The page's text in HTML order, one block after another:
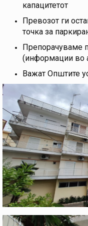
капацитетот
Превозот ги
точка за
Препорачуваме
(информации во
Важат Општите